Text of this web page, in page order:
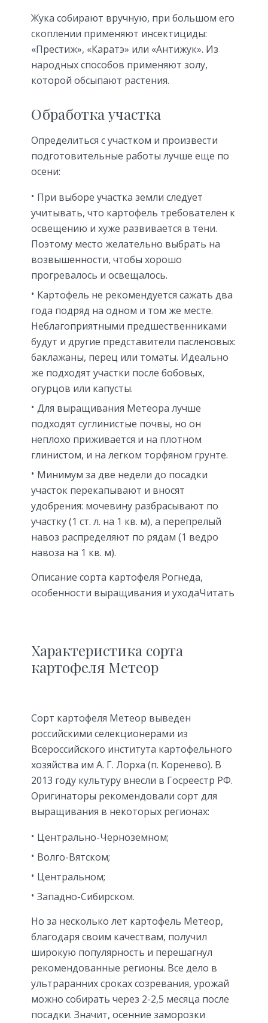
Жука собирают вручную, при большом его
скоплении применяют инсектициды:
«Престиж», «Каратэ» или «Антижук». Из
народных способов применяют золу,
которой обсыпают растения.
Обработка участка
Определиться с участком и произвести
подготовительные работы лучше еще по
осени:
При выборе участка земли следует
учитывать, что картофель требователен к
освещению и хуже развивается в тени.
Поэтому место желательно выбрать на
возвышенности, чтобы хорошо
прогревалось и освещалось.
Картофель не рекомендуется сажать два
года подряд на одном и том же месте.
Неблагоприятными предшественниками
будут и другие представители пасленовых:
баклажаны, перец или томаты. Идеально
же подходят участки после бобовых,
огурцов или капусты.
Для выращивания Метеора лучше
подходят суглинистые почвы, но он
неплохо приживается и на плотном
глинистом, и на легком торфяном грунте.
Минимум за две недели до посадки
участок перекапывают и вносят
удобрения: мочевину разбрасывают по
участку (1 ст. л. на 1 кв. м), а перепрелый
навоз распределяют по рядам (1 ведро
навоза на 1 кв. м).
Описание сорта картофеля Рогнеда,
особенности выращивания и уходаЧитать
Характеристика сорта
картофеля Метеор
Сорт картофеля Метеор выведен
российскими селекционерами из
Всероссийского института картофельного
хозяйства им А. Г. Лорха (п. Коренево). В
2013 году культуру внесли в Госреестр РФ.
Оригинаторы рекомендовали сорт для
выращивания в некоторых регионах:
Центрально-Черноземном;
Волго-Вятском;
Центральном;
Западно-Сибирском.
Но за несколько лет картофель Метеор,
благодаря своим качествам, получил
широкую популярность и перешагнул
рекомендованные регионы. Все дело в
ультраранних сроках созревания, урожай
можно собирать через 2-2,5 месяца после
посадки. Значит, осенние заморозки